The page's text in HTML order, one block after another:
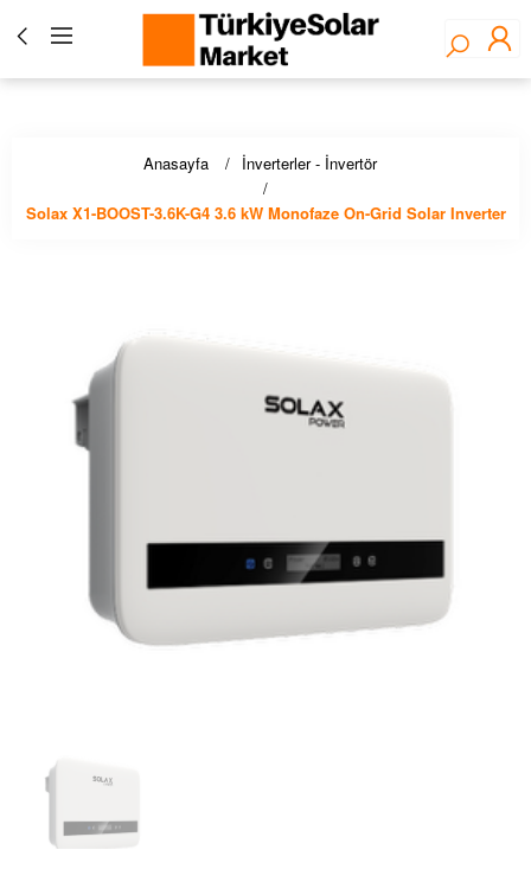
Türkiye Solar Market - Fronius Yetkili Bayisi ☀️ Solar
Panel, İnverter, Lityum Pil, EV Şarj Çözümleri - Stoktan
Hızlı Teslimat!
Anasayfa İnverterler - İnvertör
Solax X1-BOOST-3.6K-G4 3.6 kW Monofaze On-Grid Solar Inverter